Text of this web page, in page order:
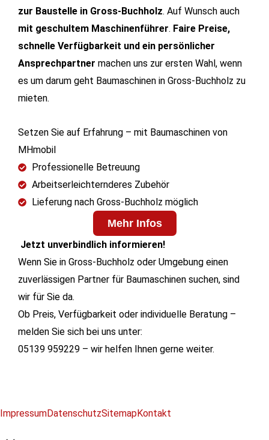
zur Baustelle in Gross-Buchholz. Auf Wunsch auch
mit geschultem Maschinenführer. Faire Preise,
schnelle Verfügbarkeit und ein persönlicher
Ansprechpartner machen uns zur ersten Wahl, wenn
es um darum geht Baumaschinen in Gross-Buchholz zu
mieten.
Setzen Sie auf Erfahrung – mit Baumaschinen von
MHmobil
Professionelle Betreuung
Arbeitserleichternderes Zubehör
Lieferung nach Gross-Buchholz möglich
Mehr Infos
Jetzt unverbindlich informieren!
Wenn Sie in Gross-Buchholz oder Umgebung einen
zuverlässigen Partner für Baumaschinen suchen, sind
wir für Sie da.
Ob Preis, Verfügbarkeit oder individuelle Beratung –
melden Sie sich bei uns unter:
05139 959229 – wir helfen Ihnen gerne weiter.
ImpressumDatenschutzSitemapKontakt